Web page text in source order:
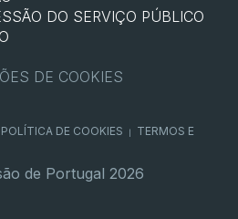
DO SERVIÇO PÚBLICO
DE COOKIES
POLÍTICA DE COOKIES
TERMOS E
de Portugal 2026